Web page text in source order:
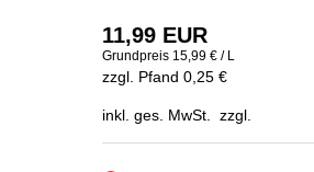
11,99 EUR
Grundpreis 15,99 € / L
zzgl. Pfand 0,25 €
inkl. ges. MwSt. zzgl.